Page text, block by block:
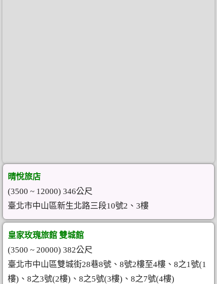
晴悅旅店
(3500 ~ 12000) 346公尺
臺北市中山區新生北路三段10號2、3樓
皇家玫瑰旅館 雙城館
(3500 ~ 20000) 382公尺
臺北市中山區雙城街28巷8號、8號2樓至4樓、8之1號(1
樓)、8之3號(2樓)、8之5號(3樓)、8之7號(4樓)